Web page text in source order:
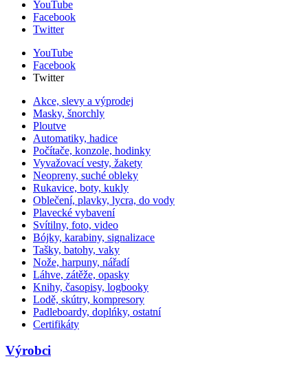
YouTube
Facebook
Twitter
YouTube
Facebook
Twitter
Akce, slevy a výprodej
Masky, šnorchly
Ploutve
Automatiky, hadice
Počítače, konzole, hodinky
Vyvažovací vesty, žakety
Neopreny, suché obleky
Rukavice, boty, kukly
Oblečení, plavky, lycra, do vody
Plavecké vybavení
Svítilny, foto, video
Bójky, karabiny, signalizace
Tašky, batohy, vaky
Nože, harpuny, nářadí
Láhve, zátěže, opasky
Knihy, časopisy, logbooky
Lodě, skútry, kompresory
Padleboardy, doplńky, ostatní
Certifikáty
Výrobci